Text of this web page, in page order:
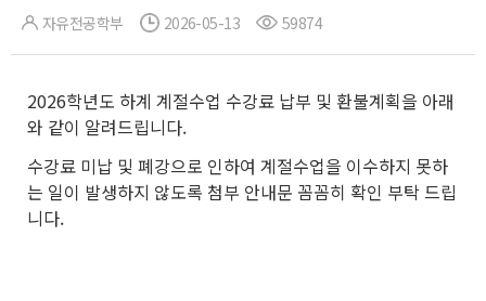
자유전공학부 2026-05-13 59874
2026학년도 하계 계절수업 수강료 납부 및 환불계획을 아래
와 같이 알려드립니다.
수강료 미납 및 폐강으로 인하여 계절수업을 이수하지 못하
는 일이 발생하지 않도록 첨부 안내문 꼼꼼히 확인 부탁 드립
니다.